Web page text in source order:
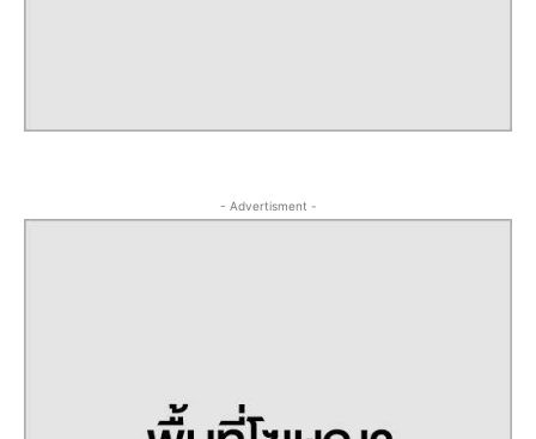
- Advertisment -